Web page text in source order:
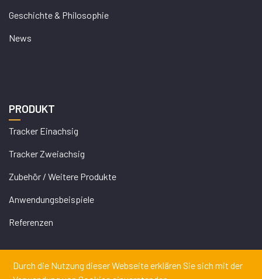
Geschichte & Philosophie
News
PRODUKT
Tracker Einachsig
Tracker Zweiachsig
Zubehör / Weitere Produkte
Anwendungsbeispiele
Referenzen
Durch die Nutzung dieser Webseite erklären Sie sich mit der